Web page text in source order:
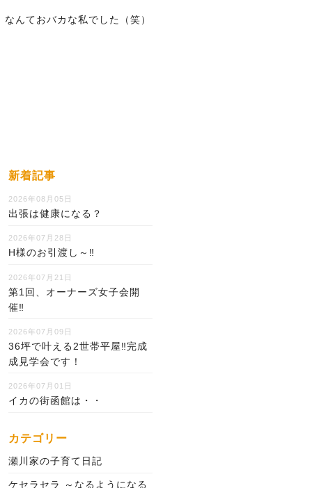
なんておバカな私でした（笑）
新着記事
2026年08月05日
出張は健康になる？
2026年07月28日
H様のお引渡し～‼
2026年07月21日
第1回、オーナーズ女子会開
催‼
2026年07月09日
36坪で叶える2世帯平屋‼完成
成見学会です！
2026年07月01日
イカの街函館は・・
カテゴリー
瀬川家の子育て日記
ケセラセラ ～なるようになる